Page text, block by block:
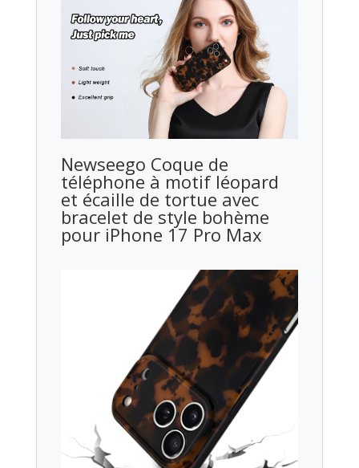
Newseego Coque de
téléphone à motif léopard
et écaille de tortue avec
bracelet de style bohème
pour iPhone 17 Pro Max